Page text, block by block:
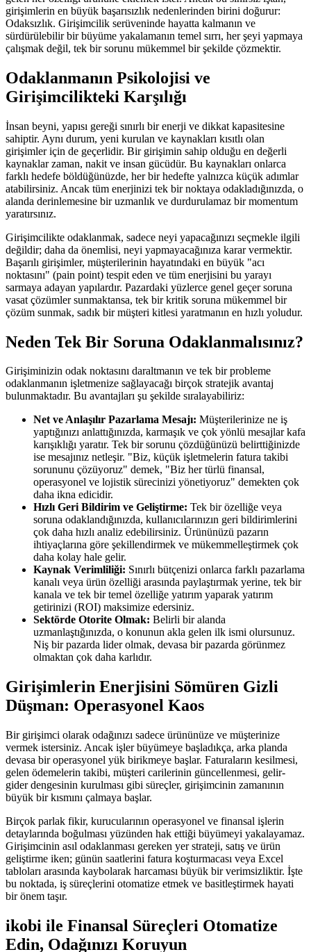
girişimlerin en büyük başarısızlık nedenlerinden birini doğurur:
Odaksızlık. Girişimcilik serüveninde hayatta kalmanın ve
sürdürülebilir bir büyüme yakalamanın temel sırrı, her şeyi yapmaya
çalışmak değil, tek bir sorunu mükemmel bir şekilde çözmektir.
Odaklanmanın Psikolojisi ve
Girişimcilikteki Karşılığı
İnsan beyni, yapısı gereği sınırlı bir enerji ve dikkat kapasitesine
sahiptir. Aynı durum, yeni kurulan ve kaynakları kısıtlı olan
girişimler için de geçerlidir. Bir girişimin sahip olduğu en değerli
kaynaklar zaman, nakit ve insan gücüdür. Bu kaynakları onlarca
farklı hedefe böldüğünüzde, her bir hedefte yalnızca küçük adımlar
atabilirsiniz. Ancak tüm enerjinizi tek bir noktaya odakladığınızda, o
alanda derinlemesine bir uzmanlık ve durdurulamaz bir momentum
yaratırsınız.
Girişimcilikte odaklanmak, sadece neyi yapacağınızı seçmekle ilgili
değildir; daha da önemlisi, neyi yapmayacağınıza karar vermektir.
Başarılı girişimler, müşterilerinin hayatındaki en büyük "acı
noktasını" (pain point) tespit eden ve tüm enerjisini bu yarayı
sarmaya adayan yapılardır. Pazardaki yüzlerce genel geçer soruna
vasat çözümler sunmaktansa, tek bir kritik soruna mükemmel bir
çözüm sunmak, sadık bir müşteri kitlesi yaratmanın en hızlı yoludur.
Neden Tek Bir Soruna Odaklanmalısınız?
Girişiminizin odak noktasını daraltmanın ve tek bir probleme
odaklanmanın işletmenize sağlayacağı birçok stratejik avantaj
bulunmaktadır. Bu avantajları şu şekilde sıralayabiliriz:
Net ve Anlaşılır Pazarlama Mesajı: Müşterilerinize ne iş
yaptığınızı anlattığınızda, karmaşık ve çok yönlü mesajlar kafa
karışıklığı yaratır. Tek bir sorunu çözdüğünüzü belirttiğinizde
ise mesajınız netleşir. "Biz, küçük işletmelerin fatura takibi
sorununu çözüyoruz" demek, "Biz her türlü finansal,
operasyonel ve lojistik sürecinizi yönetiyoruz" demekten çok
daha ikna edicidir.
Hızlı Geri Bildirim ve Geliştirme: Tek bir özelliğe veya
soruna odaklandığınızda, kullanıcılarınızın geri bildirimlerini
çok daha hızlı analiz edebilirsiniz. Ürününüzü pazarın
ihtiyaçlarına göre şekillendirmek ve mükemmelleştirmek çok
daha kolay hale gelir.
Kaynak Verimliliği: Sınırlı bütçenizi onlarca farklı pazarlama
kanalı veya ürün özelliği arasında paylaştırmak yerine, tek bir
kanala ve tek bir temel özelliğe yatırım yaparak yatırım
getirinizi (ROI) maksimize edersiniz.
Sektörde Otorite Olmak: Belirli bir alanda
uzmanlaştığınızda, o konunun akla gelen ilk ismi olursunuz.
Niş bir pazarda lider olmak, devasa bir pazarda görünmez
olmaktan çok daha karlıdır.
Girişimlerin Enerjisini Sömüren Gizli
Düşman: Operasyonel Kaos
Bir girişimci olarak odağınızı sadece ürününüze ve müşterinize
vermek istersiniz. Ancak işler büyümeye başladıkça, arka planda
devasa bir operasyonel yük birikmeye başlar. Faturaların kesilmesi,
gelen ödemelerin takibi, müşteri carilerinin güncellenmesi, gelir-
gider dengesinin kurulması gibi süreçler, girişimcinin zamanının
büyük bir kısmını çalmaya başlar.
Birçok parlak fikir, kurucularının operasyonel ve finansal işlerin
detaylarında boğulması yüzünden hak ettiği büyümeyi yakalayamaz.
Girişimcinin asıl odaklanması gereken yer strateji, satış ve ürün
geliştirme iken; günün saatlerini fatura koşturmacası veya Excel
tabloları arasında kaybolarak harcaması büyük bir verimsizliktir. İşte
bu noktada, iş süreçlerini otomatize etmek ve basitleştirmek hayati
bir önem taşır.
ikobi ile Finansal Süreçleri Otomatize
Edin, Odağınızı Koruyun